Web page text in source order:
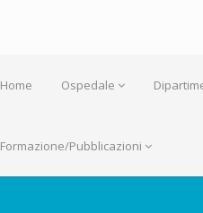
Home Ospedale
Formazione/Pubblicazioni